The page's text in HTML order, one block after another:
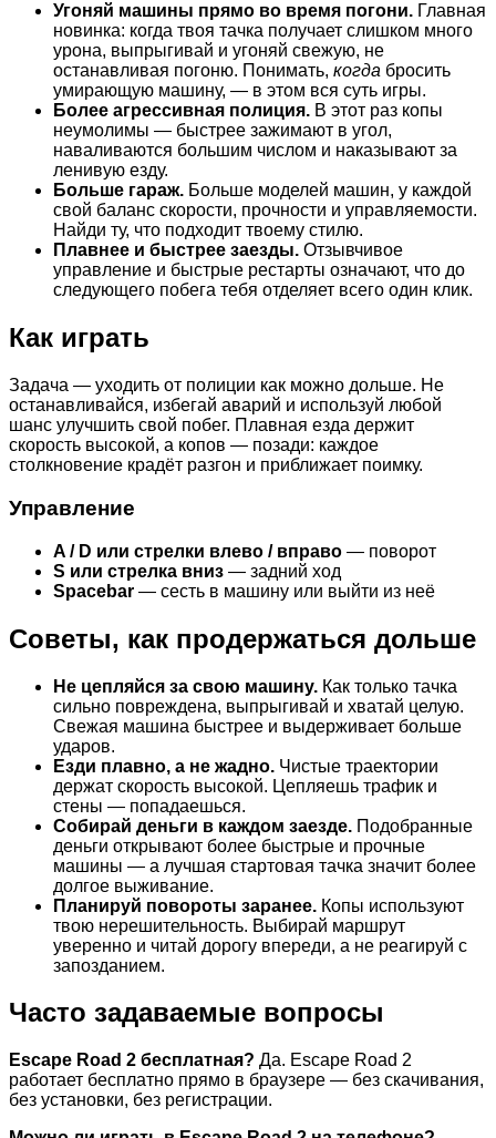
Угоняй машины прямо во время погони. Главная
новинка: когда твоя тачка получает слишком много
урона, выпрыгивай и угоняй свежую, не
останавливая погоню. Понимать, когда бросить
умирающую машину, — в этом вся суть игры.
Более агрессивная полиция. В этот раз копы
неумолимы — быстрее зажимают в угол,
наваливаются большим числом и наказывают за
ленивую езду.
Больше гараж. Больше моделей машин, у каждой
свой баланс скорости, прочности и управляемости.
Найди ту, что подходит твоему стилю.
Плавнее и быстрее заезды. Отзывчивое
управление и быстрые рестарты означают, что до
следующего побега тебя отделяет всего один клик.
Как играть
Задача — уходить от полиции как можно дольше. Не
останавливайся, избегай аварий и используй любой
шанс улучшить свой побег. Плавная езда держит
скорость высокой, а копов — позади: каждое
столкновение крадёт разгон и приближает поимку.
Управление
A / D или стрелки влево / вправо — поворот
S или стрелка вниз — задний ход
Spacebar — сесть в машину или выйти из неё
Советы, как продержаться дольше
Не цепляйся за свою машину. Как только тачка
сильно повреждена, выпрыгивай и хватай целую.
Свежая машина быстрее и выдерживает больше
ударов.
Езди плавно, а не жадно. Чистые траектории
держат скорость высокой. Цепляешь трафик и
стены — попадаешься.
Собирай деньги в каждом заезде. Подобранные
деньги открывают более быстрые и прочные
машины — а лучшая стартовая тачка значит более
долгое выживание.
Планируй повороты заранее. Копы используют
твою нерешительность. Выбирай маршрут
уверенно и читай дорогу впереди, а не реагируй с
запозданием.
Часто задаваемые вопросы
Escape Road 2 бесплатная? Да. Escape Road 2
работает бесплатно прямо в браузере — без скачивания,
без установки, без регистрации.